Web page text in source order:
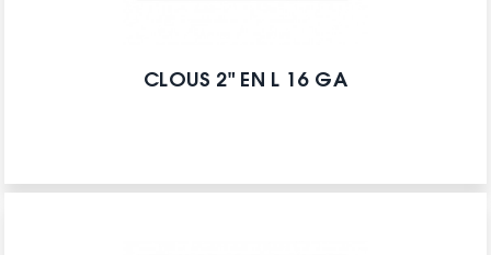
CLOUS 2" EN L 16 GA